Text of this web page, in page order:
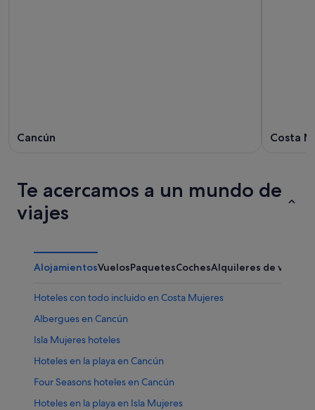
Cancún Costa
Te acercamos a un mundo de
viajes
AlojamientosVuelosPaquetesCochesAlquileres de
Hoteles con todo incluido en Costa Mujeres
Albergues en Cancún
Isla Mujeres hoteles
Hoteles en la playa en Cancún
Four Seasons hoteles en Cancún
Hoteles en la playa en Isla Mujeres